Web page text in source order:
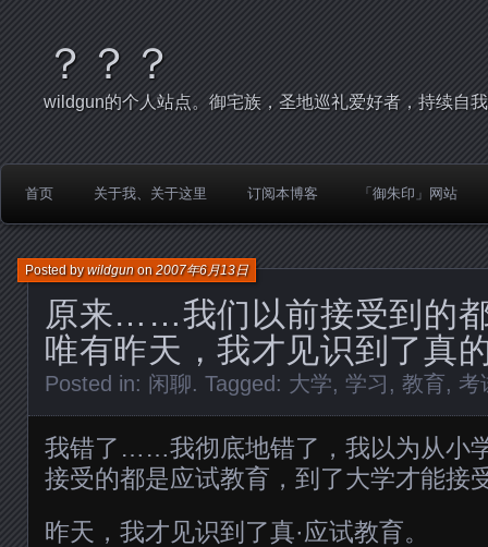
？？？
wildgun的个人站点。御宅族，圣地巡礼爱好者，持续自
首页 关于我、关于这里 订阅本博客 「御朱印」网站
原来……我们以前接受到的
唯有昨天，我才见识到了
Posted bywildgunon2007年6月13日
Posted in: 闲聊. Tagged: 大学, 学习 , 教育, 考
我错了……我彻底地错了，我以为从小
接受的都是应试教育，到了大学才能接
昨天，我才见识到了真·应试教育。